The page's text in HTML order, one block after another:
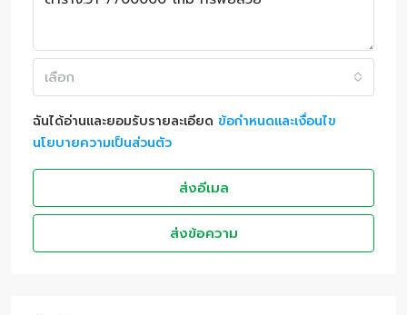
เลือก
ฉันได้อ่านและยอมรับรายละเอียด ข้อกำหนดและเงื่อนไข
นโยบายความเป็นส่วนตัว
ส่งอีเมล
ส่งข้อความ